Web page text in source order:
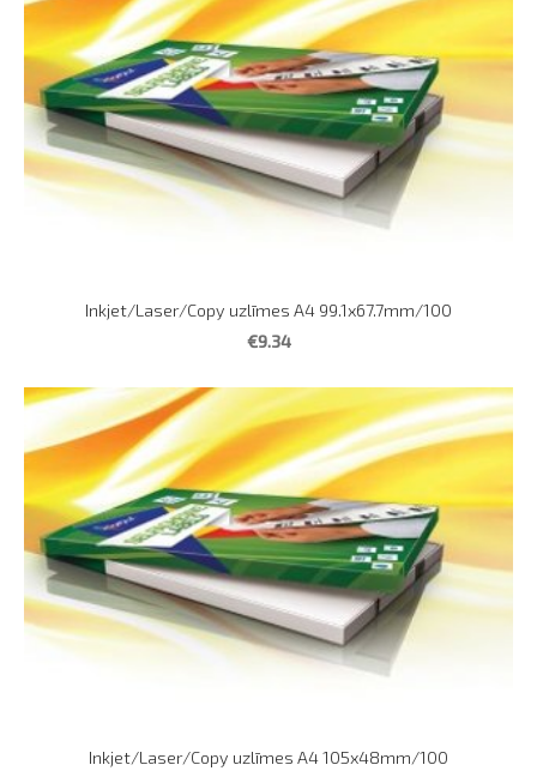
Inkjet/Laser/Copy uzlīmes A4 99.1x67.7mm/100
€9.34
Inkjet/Laser/Copy uzlīmes A4 105x48mm/100